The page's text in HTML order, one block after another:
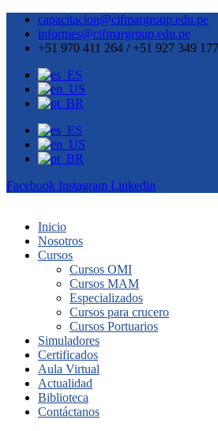
capacitacion@cifmargroup.edu.pe
informes@cifmargroup.edu.pe
+51 970 411 264 / +51 927 349 177
Facebook Instagram Linkedin
Inicio
Nosotros
Cursos
Cursos OMI
Cursos MAM
Especializados
Cursos para crucero
Cursos Portuarios
Simuladores
Certificados
Aula Virtual
Actualidad
Biblioteca
Contáctanos